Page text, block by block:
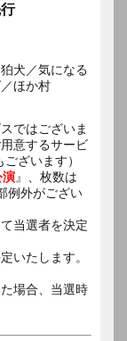
犬／気になる
ほか村
ではございま
意するサービ
ざいます）
演』、枚数は
例外がござい
当選者を決定
いたします。
場合、当選時